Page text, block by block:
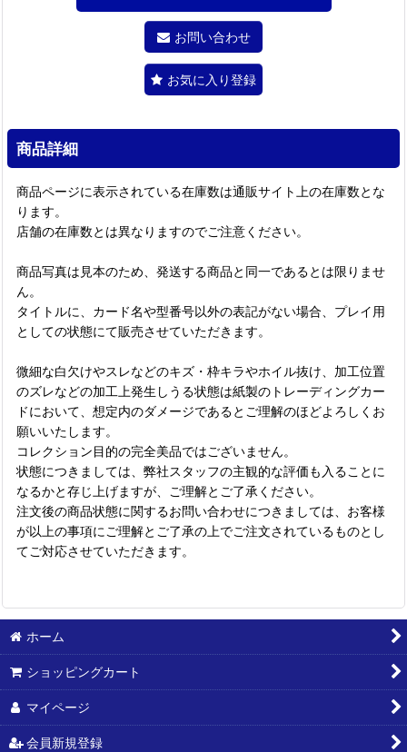
お問い合わせ
お気に入り登録
商品詳細
商品ページに表示されている在庫数は通販サイト上の在庫数とな
ります。
店舗の在庫数とは異なりますのでご注意ください。
商品写真は見本のため、発送する商品と同一であるとは限りませ
ん。
タイトルに、カード名や型番号以外の表記がない場合、プレイ用
としての状態にて販売させていただきます。
微細な白欠けやスレなどのキズ・枠キラやホイル抜け、加工位置
のズレなどの加工上発生しうる状態は紙製のトレーディングカー
ドにおいて、想定内のダメージであるとご理解のほどよろしくお
願いいたします。
コレクション目的の完全美品ではございません。
状態につきましては、弊社スタッフの主観的な評価も入ることに
なるかと存じ上げますが、ご理解とご了承ください。
注文後の商品状態に関するお問い合わせにつきましては、お客様
が以上の事項にご理解とご了承の上でご注文されているものとし
てご対応させていただきます。
ホーム
ショッピングカート
マイページ
会員新規登録